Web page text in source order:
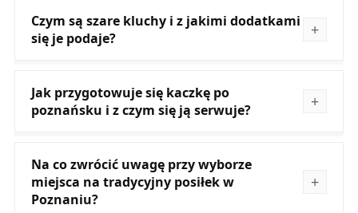
Czym są szare kluchy i z jakimi dodatkami
się je podaje?
Jak przygotowuje się kaczkę po
poznańsku i z czym się ją serwuje?
Na co zwrócić uwagę przy wyborze
miejsca na tradycyjny posiłek w
Poznaniu?